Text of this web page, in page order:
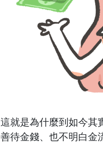
這就是為什麼到如今其
善待金錢、也不明白金